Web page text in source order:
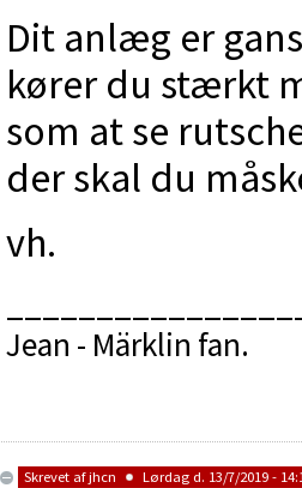
Dit anlæg er
kører du stærkt
som at se
der skal du
vh.
Jean - Märklin fan.
Skrevet afjhcn Lørdag d. 13/7/2019 -